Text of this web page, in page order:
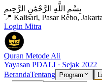
بِسْمِ اللَّهِ الرَّحْمَٰنِ الرَّحِيمِ
📍 Kalisari, Pasar Rebo,
Login Mitra
Quran Metode Ali
Yayasan PDALI · Sejak 2022
BerandaTentang Program